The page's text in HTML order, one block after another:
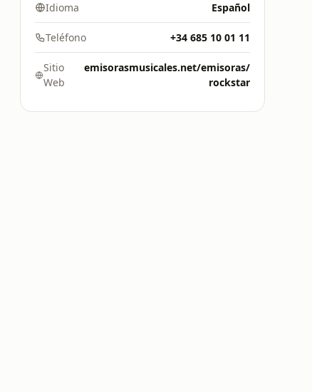
Idioma Español
Teléfono +34 685 10 01 11
Sitio
Web
emisorasmusicales.net/emisoras/
rockstar